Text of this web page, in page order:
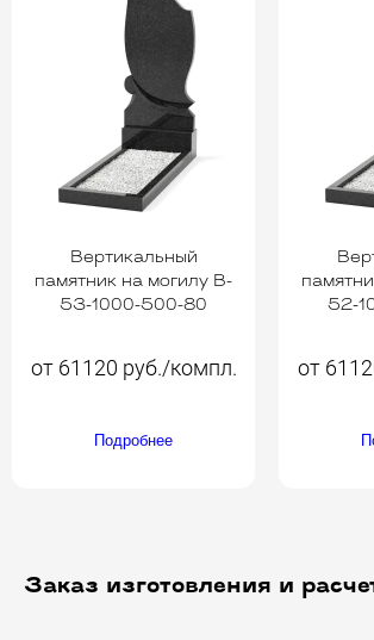
Вертикальный
памятник на могилу B-
53-1000-500-80
от 61120 руб./компл.
Подробнее
52-
от
Заказ изготовления и